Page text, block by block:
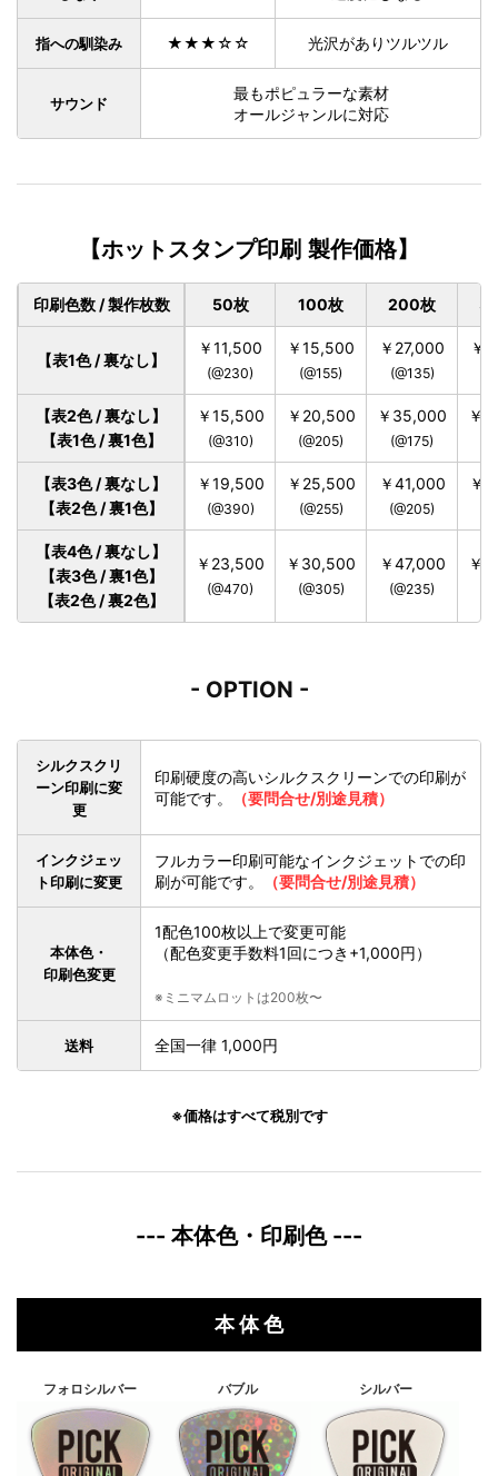
指への馴染み ★★★☆☆ 光沢がありツルツル
サウンド
最もポピュラーな素材
オールジャンルに対応
【ホットスタンプ印刷 製作価格】
印刷色数 / 製作枚数 50枚 100枚 200枚
【表1色 / 裏なし】
￥11,500
(@230)
￥15,500
(@155)
￥27,000
(@135)
￥
【表2色 / 裏なし】
【表1色 / 裏1色】
￥15,500
(@310)
￥20,500
(@205)
￥35,000
(@175)
￥
【表3色 / 裏なし】
【表2色 / 裏1色】
￥19,500
(@390)
￥25,500
(@255)
￥41,000
(@205)
￥
【表4色 / 裏なし】
【表3色 / 裏1色】
【表2色 / 裏2色】
￥23,500
(@470)
￥30,500
(@305)
￥47,000
(@235)
￥
- OPTION -
シルクスクリ
ーン印刷に変
更
印刷硬度の高いシルクスクリーンでの印刷が
可能です。
（要問合せ/別途見積）
インクジェッ
ト印刷に変更
フルカラー印刷可能なインクジェットでの印
刷が可能です。
（要問合せ/別途見積）
本体色・
印刷色変更
1配色100枚以上で変更可能
（配色変更手数料1回につき+1,000円）
※ミニマムロットは200枚〜
送料 全国一律 1,000円
※価格はすべて税別です
--- 本体色・印刷色 ---
本 体 色
フォロシルバー バブル シルバー